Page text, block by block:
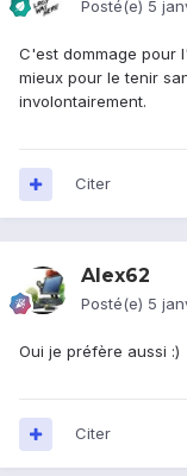
Posté(e) 5
C'est dommage pour
mieux pour le tenir
involontairement.
Citer
Alex62
Posté(e) 5
Oui je préfère aussi :)
Citer